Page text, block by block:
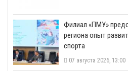
​Филиал «ПМУ»
региона опыт
спорта
07 августа 2026, 13:00